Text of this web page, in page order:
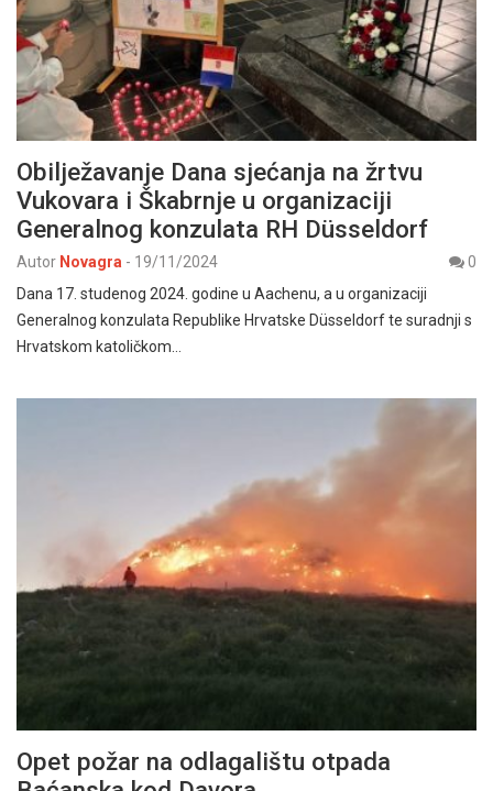
Obilježavanje Dana sjećanja na žrtvu
Vukovara i Škabrnje u organizaciji
Generalnog konzulata RH Düsseldorf
Autor Novagra - 19/11/2024
0
Dana 17. studenog 2024. godine u Aachenu, a u organizaciji
Generalnog konzulata Republike Hrvatske Düsseldorf te suradnji s
Hrvatskom katoličkom…
Opet požar na odlagalištu otpada